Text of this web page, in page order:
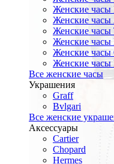
Женские часы
Женские часы
Женские часы
Женские часы
Женские часы
Женские часы
Все женские часы
Украшения
Graff
Bvlgari
Все женские
Аксессуары
Cartier
Chopard
Hermes